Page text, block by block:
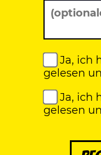
Ja, ich
gelesen
Ja, ich
gelesen